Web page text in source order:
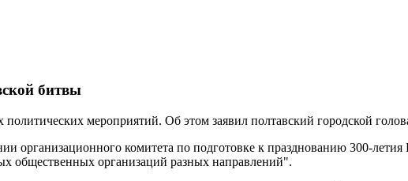
битвы
мероприятий. Об этом заявил полтавский городской
комитета по подготовке к празднованию 300-
общественных организаций разных направлений".